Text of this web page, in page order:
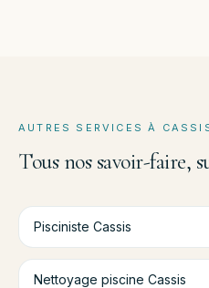
AUTRES SERVICES À
Tous nos savoir-faire,
Pisciniste Cassis
Nettoyage piscine Cassis